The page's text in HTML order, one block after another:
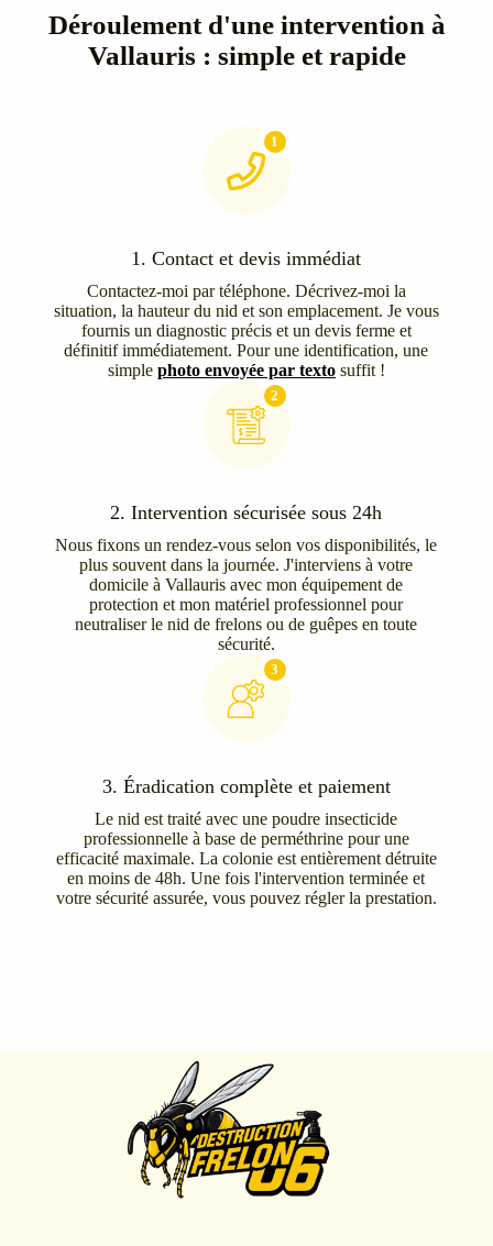
Déroulement d'une intervention à
Vallauris : simple et rapide
1
1. Contact et devis immédiat
Contactez-moi par téléphone. Décrivez-moi la
situation, la hauteur du nid et son emplacement. Je vous
fournis un diagnostic précis et un devis ferme et
définitif immédiatement. Pour une identification, une
simple photo envoyée par textosuffit !
2
2. Intervention sécurisée sous 24h
Nous fixons un rendez-vous selon vos disponibilités, le
plus souvent dans la journée. J'interviens à votre
domicile à Vallauris avec mon équipement de
protection et mon matériel professionnel pour
neutraliser le nid de frelons ou de guêpes en toute
sécurité.
3
3. Éradication complète et paiement
Le nid est traité avec une poudre insecticide
professionnelle à base de perméthrine pour une
efficacité maximale. La colonie est entièrement détruite
en moins de 48h. Une fois l'intervention terminée et
votre sécurité assurée, vous pouvez régler la prestation.